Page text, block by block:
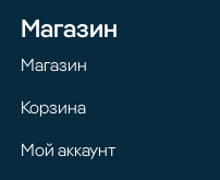
Магазин
Магазин
Корзина
Мой аккаунт